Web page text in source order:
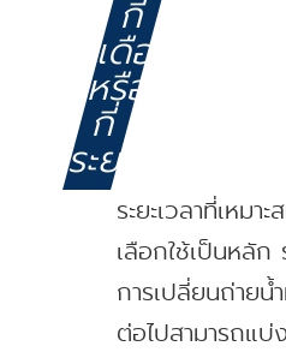
กี่
เดือน
หรือ
กี่
ระยะ
ระยะเวลาที่เหม
เลือกใช้เป็นหลั
การเปลี่ยนถ่ายน้
ต่อไปสามารถแบ่